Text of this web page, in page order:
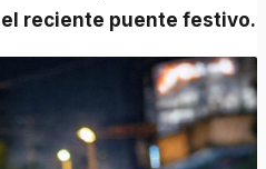
reciente puente festivo.